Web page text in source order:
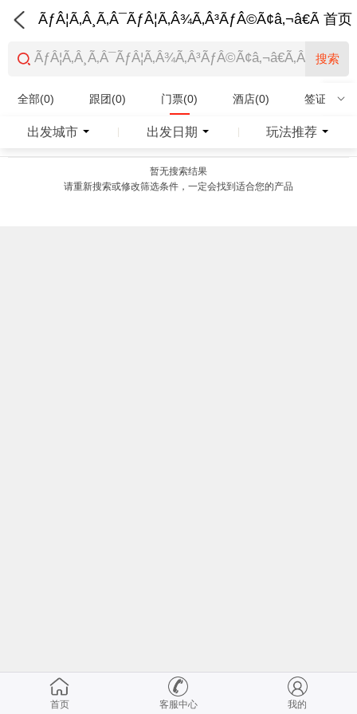
首页
搜索
全部(0) 跟团(0) 门票(0) 酒店(0) 签证(0)
特产商品(0)
出发城市 出发日期 玩法推荐
暂无搜索结果
请重新搜索或修改筛选条件，一定会找到适合您的产品
首页 客服中心 我的